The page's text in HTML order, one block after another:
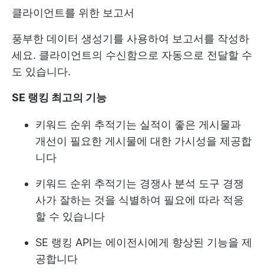
클라이언트를 위한 보고서
풍부한 데이터 생성기를 사용하여 보고서를 작성하
세요. 클라이언트의 수신함으로 자동으로 전달할 수
도 있습니다.
SE 랭킹 최고의 기능
키워드 순위 추적기는 실적이 좋은 게시물과
개선이 필요한 게시물에 대한 가시성을 제공합
니다
키워드 순위 추적기는 경쟁사 분석 도구 경쟁
사가 잘하는 것을 식별하여 필요에 따라 적응
할 수 있습니다
SE 랭킹 API는 에이전시에게 향상된 기능을 제
공합니다